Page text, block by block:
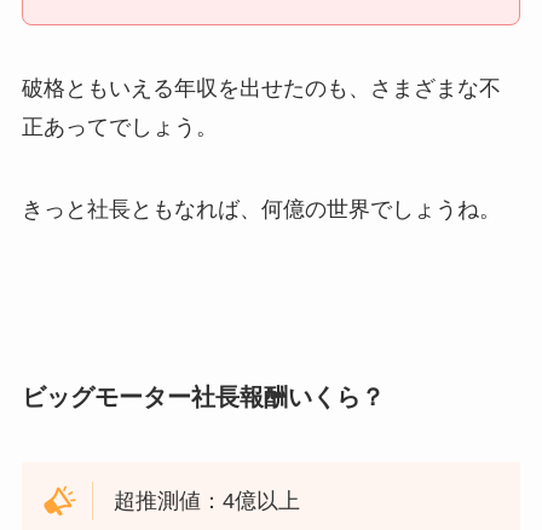
破格ともいえる年収を出せたのも、さまざまな不
正あってでしょう。
きっと社長ともなれば、何億の世界でしょうね。
ビッグモーター社長報酬いくら？
超推測値：4億以上